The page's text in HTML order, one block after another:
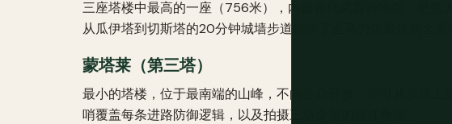
三座塔楼中最高的一座（756米），内设古代武器博物馆，是意
从瓜伊塔到切斯塔的20分钟城墙步道提供了圣马力诺最佳的全景
蒙塔莱（第三塔）
最小的塔楼，位于最南端的山峰，不向公众开放，但可从步道
哨覆盖每条进路防御逻辑，以及拍摄三塔全景的最佳角度。